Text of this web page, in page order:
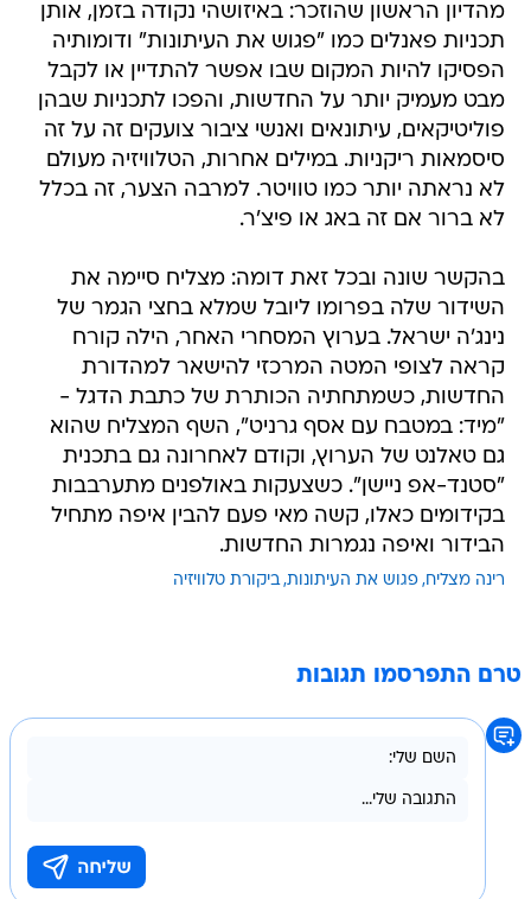
מהדיון הראשון שהוזכר: באיזושהי נקודה בזמן, אותן
תכניות פאנלים כמו "פגוש את העיתונות" ודומותיה
הפסיקו להיות המקום שבו אפשר להתדיין או לקבל
מבט מעמיק יותר על החדשות, והפכו לתכניות שבהן
פוליטיקאים, עיתונאים ואנשי ציבור צועקים זה על זה
סיסמאות ריקניות. במילים אחרות, הטלוויזיה מעולם
לא נראתה יותר כמו טוויטר. למרבה הצער, זה בכלל
לא ברור אם זה באג או פיצ'ר.
בהקשר שונה ובכל זאת דומה: מצליח סיימה את
השידור שלה בפרומו ליובל שמלא בחצי הגמר של
נינג'ה ישראל. בערוץ המסחרי האחר, הילה קורח
קראה לצופי המטה המרכזי להישאר למהדורת
החדשות, כשמתחתיה הכותרת של כתבת הדגל -
"מיד: במטבח עם אסף גרניט", השף המצליח שהוא
גם טאלנט של הערוץ, וקודם לאחרונה גם בתכנית
"סטנד-אפ ניישן". כשצעקות באולפנים מתערבבות
בקידומים כאלו, קשה מאי פעם להבין איפה מתחיל
הבידור ואיפה נגמרות החדשות.
רינה מצליח פגוש את העיתונות ביקורת טלוויזיה
טרם התפרסמו תגובות